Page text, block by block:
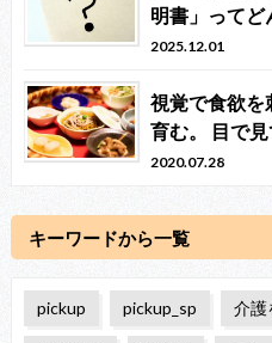
明書」ってど
2025.12.01
視覚で食欲を
育む。 目で見
2020.07.28
キーワードから一覧
pickup pickup_sp 介護